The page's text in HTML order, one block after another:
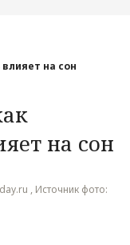
на сон
на сон
, Источник фото: